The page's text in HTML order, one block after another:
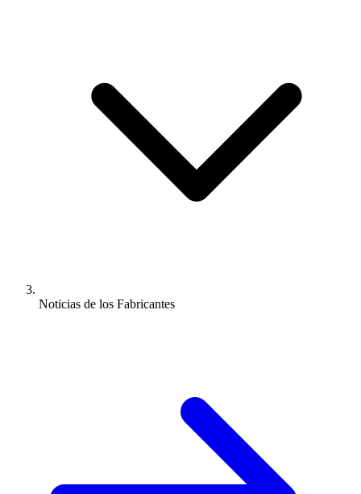
Noticias de los Fabricantes